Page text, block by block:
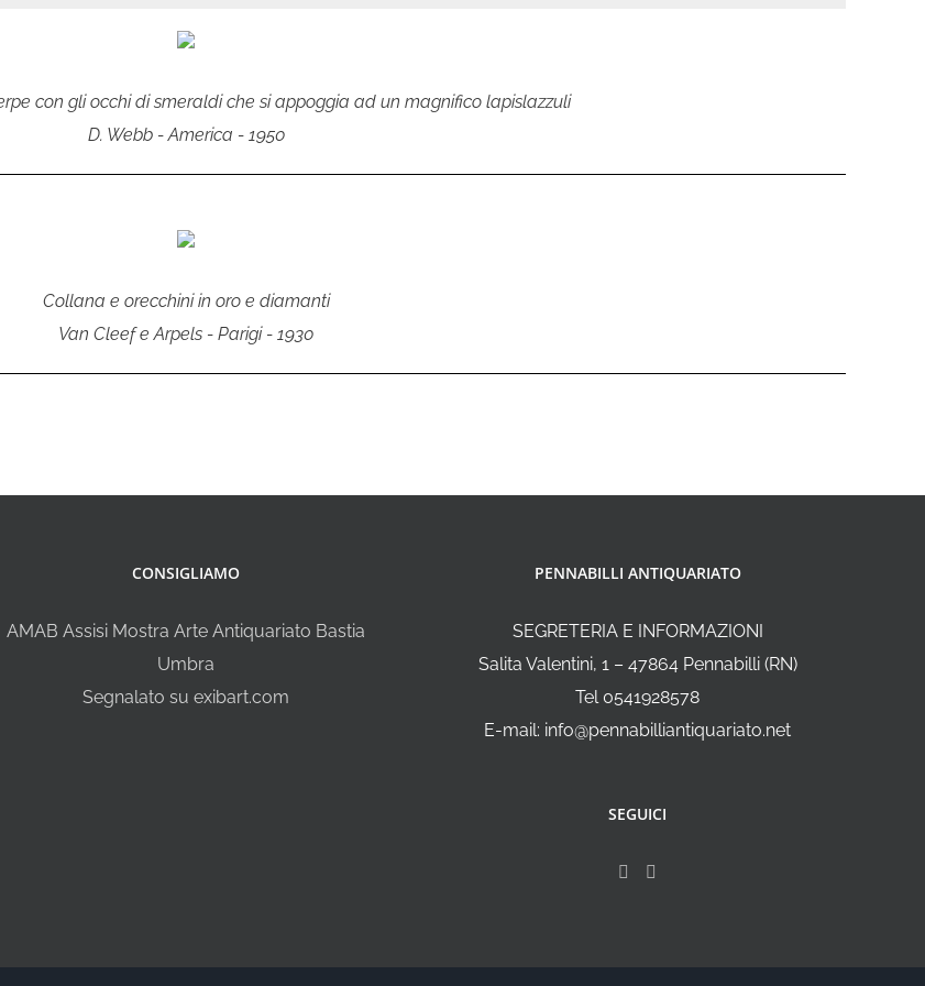
con gli occhi di smeraldi che si appoggia ad un magnifico lapislazzuli
D. Webb - America - 1950
Collana e orecchini in oro e diamanti
Van Cleef e Arpels - Parigi - 1930
CONSIGLIAMO
AMAB Assisi Mostra Arte Antiquariato Bastia
Umbra
Segnalato su exibart.com
PENNABILLI ANTIQUARIATO
SEGRETERIA E INFORMAZIONI
Salita Valentini, 1 – 47864 Pennabilli (RN)
Tel 0541928578
E-mail: info@pennabilliantiquariato.net
SEGUICI